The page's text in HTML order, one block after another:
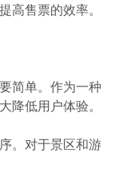
高售票的效率。
简单。作为一种
降低用户体验。
。对于景区和游